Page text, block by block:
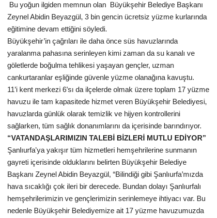
Ekonomi
Siyaset
Galeriler
Yaşam
Künye
Sağlık
İletişim
Kültür Sanat
Bu yoğun ilgiden memnun olan Büyükşehir Belediye Başkanı
Zeynel Abidin Beyazgül, 3 bin gencin ücretsiz yüzme kurlarında
eğitimine devam ettiğini söyledi.
Büyükşehir’in çağrıları ile daha önce süs havuzlarında
yaralanma pahasına serinleyen kimi zaman da su kanalı ve
göletlerde boğulma tehlikesi yaşayan gençler, uzman
cankurtaranlar eşliğinde güvenle yüzme olanağına kavuştu.
11’i kent merkezi 6’sı da ilçelerde olmak üzere toplam 17 yüzme
havuzu ile tam kapasitede hizmet veren Büyükşehir Belediyesi,
havuzlarda günlük olarak temizlik ve hijyen kontrollerini
sağlarken, tüm sağlık donanımlarını da içerisinde barındırıyor.
“VATANDAŞLARIMIZIN TALEBİ BİZLERİ MUTLU EDİYOR”
Şanlıurfa'ya yakışır tüm hizmetleri hemşehrilerine sunmanın
gayreti içerisinde olduklarını belirten Büyükşehir Belediye
Başkanı Zeynel Abidin Beyazgül, “Bilindiği gibi Şanlıurfa’mızda
hava sıcaklığı çok ileri bir derecede. Bundan dolayı Şanlıurfalı
hemşehrilerimizin ve gençlerimizin serinlemeye ihtiyacı var. Bu
nedenle Büyükşehir Belediyemize ait 17 yüzme havuzumuzda